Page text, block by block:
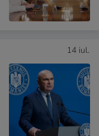
14 iul.